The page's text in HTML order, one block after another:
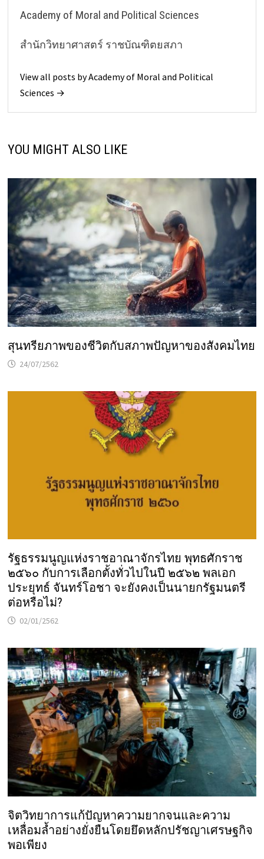
Academy of Moral and Political Sciences
สำนักวิทยาศาสตร์ ราชบัณฑิตยสภา
View all posts by Academy of Moral and Political
Sciences →
YOU MIGHT ALSO LIKE
สุนทรียภาพของชีวิตกับสภาพปัญหาของสังคมไทย
24/07/2562
รัฐธรรมนูญแห่งราชอาณาจักรไทย พุทธศักราช
๒๕๖๐ กับการเลือกตั้งทั่วไปในปี ๒๕๖๒ พลเอก
ประยุทธ์ จันทร์โอชา จะยังคงเป็นนายกรัฐมนตรี
ต่อหรือไม่?
02/01/2562
จิตวิทยาการแก้ปัญหาความยากจนและความ
เหลื่อมล้ำอย่างยั่งยืนโดยยึดหลักปรัชญาเศรษฐกิจ
พอเพียง